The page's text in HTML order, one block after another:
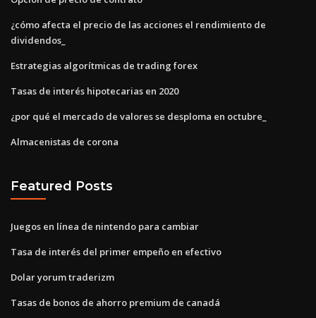
¿cómo afecta el precio de las acciones el rendimiento de
dividendos_
Estrategias algorítmicas de trading forex
Tasas de interés hipotecarias en 2020
¿por qué el mercado de valores se desploma en octubre_
Almacenistas de corona
Featured Posts
Juegos en línea de nintendo para cambiar
Tasa de interés del primer empeño en efectivo
Dolar yorum traderizm
Tasas de bonos de ahorro premium de canadá